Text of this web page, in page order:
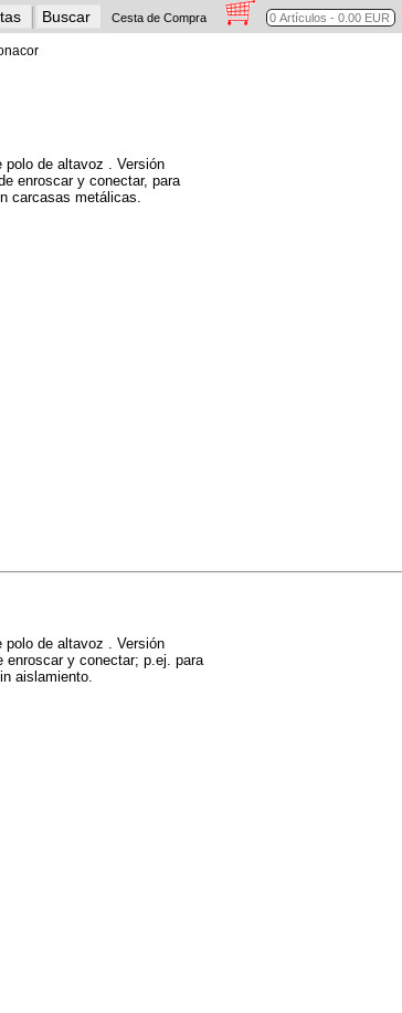
Buscar Cesta de Compra
polo de altavoz . Versión
enroscar y conectar, para
carcasas metálicas.
polo de altavoz . Versión
enroscar y conectar; p.ej. para
aislamiento.